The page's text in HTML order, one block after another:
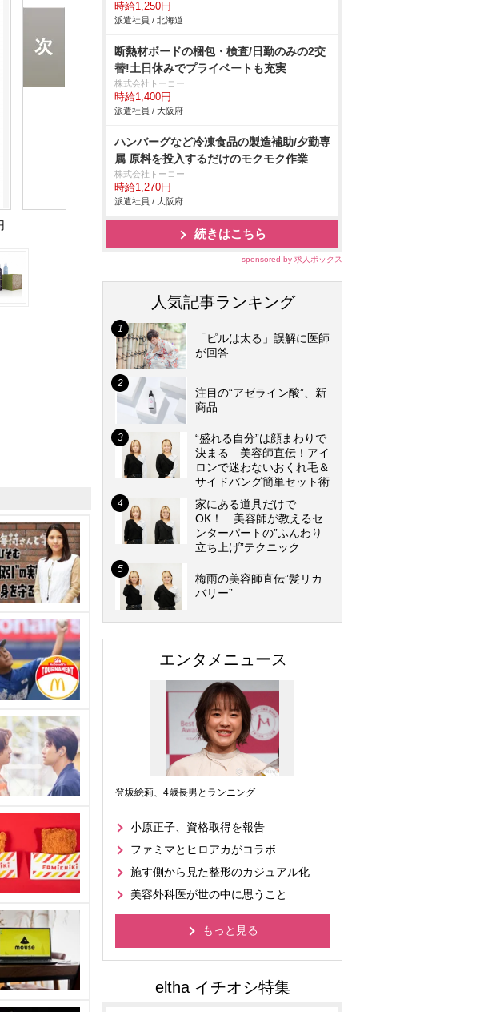
時給1,250円
派遣社員 / 北海道
断熱材ボードの梱包・検査/日勤のみの2交
替!土日休みでプライベートも充実
株式会社トーコー
時給1,400円
派遣社員 / 大阪府
ハンバーグなど冷凍食品の製造補助/夕勤専
属 原料を投入するだけのモクモク作業
株式会社トーコー
時給1,270円
派遣社員 / 大阪府
続きはこちら
sponsored by 求人ボックス
人気記事ランキング
「ピルは太る」誤解に医師
が回答
注目の“アゼライン酸”、新
商品
“盛れる自分”は顔まわりで
決まる 美容師直伝！アイ
ロンで迷わないおくれ毛＆
サイドバング簡単セット術
家にある道具だけで
OK！ 美容師が教えるセ
ンターパートの”ふんわり
立ち上げ”テクニック
梅雨の美容師直伝”髪リカ
バリー”
エンタメニュース
登坂絵莉、4歳長男とランニング
小原正子、資格取得を報告
ファミマとヒロアカがコラボ
施す側から見た整形のカジュアル化
美容外科医が世の中に思うこと
もっと見る